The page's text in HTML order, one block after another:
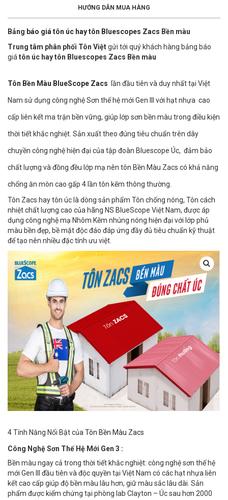
HƯỚNG DẪN MUA HÀNG
Bảng báo giá tôn úc hay tôn Bluescopes Zacs Bền màu
Trung tâm phân phối Tôn Việtgửi tới quý khách hàng bảng báo
giátôn úc hay tôn Bluescopes Zacs Bền màu
Tôn Bền Màu BlueScope Zacs lần đầu tiên và duy nhất tại Việt
Nam sử dụng công nghệ Sơn thế hệ mới Gen III với hạt nhựa cao
cấp liên kết ma trận bền vững, giúp lớp sơn bền màu trong điều kiện
thời tiết khắc nghiệt. Sản xuất theo đúng tiêu chuẩn trên dây
chuyền công nghệ hiện đại của tập đoàn Bluescope Úc, đảm bảo
chất lượng và đồng đều lớp mạ nên tôn Bền Màu Zacs có khả năng
chống ăn mòn cao gấp 4 lần tôn kẽm thông thường.
Tôn Zacs hay tôn úc là dòng sản phẩm Tôn chống nóng, Tôn cách
nhiệt chất lượng cao của hãng NS BlueScope Việt Nam, được áp
dụng công nghệ mạ Nhôm Kẽm nhúng nóng hiện đại với lớp phủ
màu bền đẹp, bề mặt độc đáo đáp ứng đầy đủ tiêu chuẩn kỹ thuật
để tạo nên nhiều đặc tính ưu việt.
4 Tính Năng Nổi Bật của Tôn Bền Màu Zacs
Công Nghệ Sơn Thế Hệ Mới Gen 3 :
Bền màu ngay cả trong thời tiết khắc nghiệt: công nghệ sơn thế hệ
mới Gen III đầu tiên và độc quyền tại Việt Nam có các hạt nhựa liên
kết cao cấp giúp độ bền màu lâu hơn, giữ màu sắc lâu dài. Sản
phẩm được kiểm chứng tại phòng lab Clayton – Úc sau hơn 2000